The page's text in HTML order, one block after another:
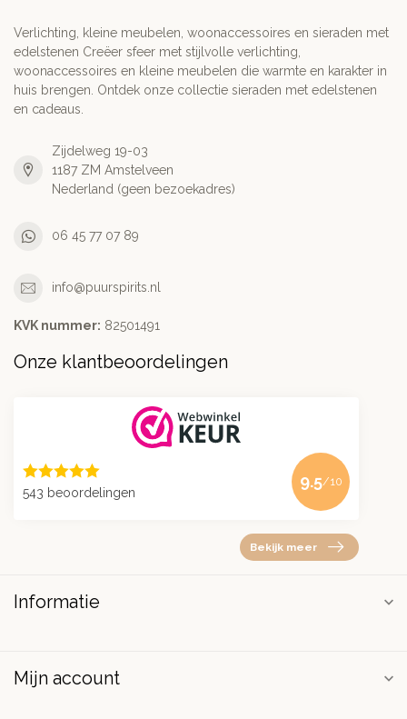
Verlichting, kleine meubelen, woonaccessoires en sieraden met
edelstenen Creëer sfeer met stijlvolle verlichting,
woonaccessoires en kleine meubelen die warmte en karakter in
huis brengen. Ontdek onze collectie sieraden met edelstenen
en cadeaus.
Zijdelweg 19-03
1187 ZM Amstelveen
Nederland (geen bezoekadres)
06 45 77 07 89
info@puurspirits.nl
KVK nummer: 82501491
Onze klantbeoordelingen
543 beoordelingen
9.5/10
Bekijk meer
Informatie
Mijn account